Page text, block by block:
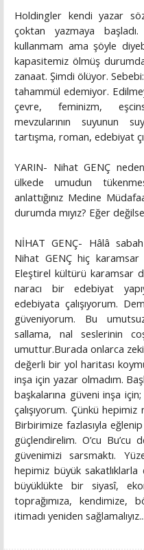
Holdingler kendi yazar
çoktan yazmaya
kullanmam ama şöyle
kapasitemiz ölmüş
zanaat. Şimdi ölüyor.
tahammül edemiyor.
çevre, feminizm,
mevzularının suyunun
tartışma, roman, edebiyat
YARIN- Nihat GENÇ
ülkede umudun
anlattığınız Medine
durumda mıyız? Eğer
NİHAT GENÇ- Hâlâ
Nihat GENÇ hiç karamsar
Eleştirel kültürü karamsar
naracı bir edebiyat
edebiyata çalışıyorum.
güveniyorum. Bu
sallama, nal seslerinin
umuttur.Burada onlarca
değerli bir yol haritası
inşa için yazar olmadım.
başkalarına güveni inşa
çalışıyorum. Çünkü
Birbirimize fazlasıyla
güçlendirelim. O’cu Bu’cu
güvenimizi sarsmaktı.
hepimiz büyük sakatlıklarla
büyüklükte bir siyasî,
toprağımıza, kendimize,
itimadı yeniden sağlamalıyız...